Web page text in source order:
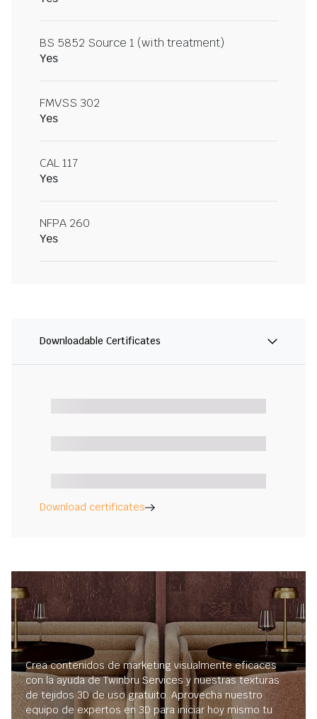
BS 5852 Source 1 (with treatment)
Yes
FMVSS 302
Yes
CAL 117
Yes
NFPA 260
Yes
Downloadable Certificates
Download certificates
Crea contenidos de marketing visualmente eficaces
con la ayuda de Twinbru Services y nuestras texturas
de tejidos 3D de uso gratuito. Aprovecha nuestro
equipo de expertos en 3D para iniciar hoy mismo tu